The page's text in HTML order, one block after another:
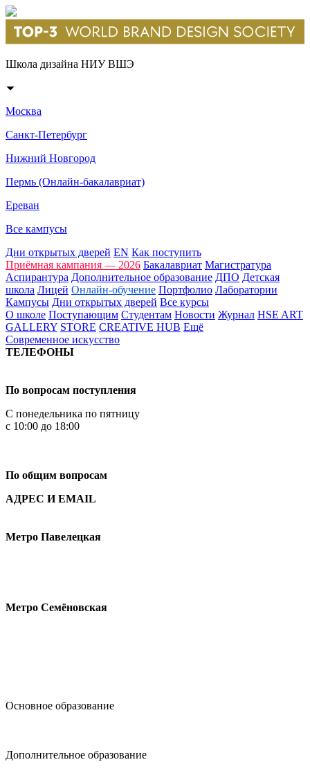
Школа дизайна НИУ ВШЭ
Москва
Санкт-Петербург
Нижний Новгород
Пермь (Онлайн-бакалавриат)
Ереван
Все кампусы
Дни открытых дверей EN Как поступить
Приёмная кампания — 2026 Бакалавриат Магистратура
Аспирантура Дополнительное образование ДПО Детская
школа Лицей Онлайн-обучение Портфолио Лаборатории
Кампусы Дни открытых дверей Все курсы
О школе Поступающим Студентам Новости Журнал HSE ART
GALLERY STORE CREATIVE HUB Ещё
Современное искусство
ТЕЛЕФОНЫ
По вопросам поступления
С понедельника по пятницу
с 10:00 до 18:00
По общим вопросам
АДРЕС И EMAIL
Метро Павелецкая
Метро Семёновская
Основное образование
Дополнительное образование